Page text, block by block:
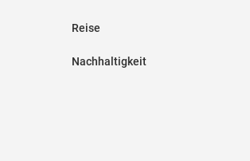
Reise
Nachhaltigkeit